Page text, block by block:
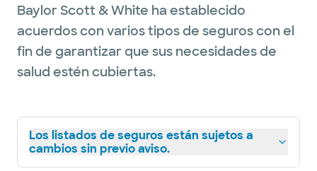
Baylor Scott & White ha establecido
acuerdos con varios tipos de seguros con el
fin de garantizar que sus necesidades de
salud estén cubiertas.
Los listados de seguros están sujetos a
cambios sin previo aviso.